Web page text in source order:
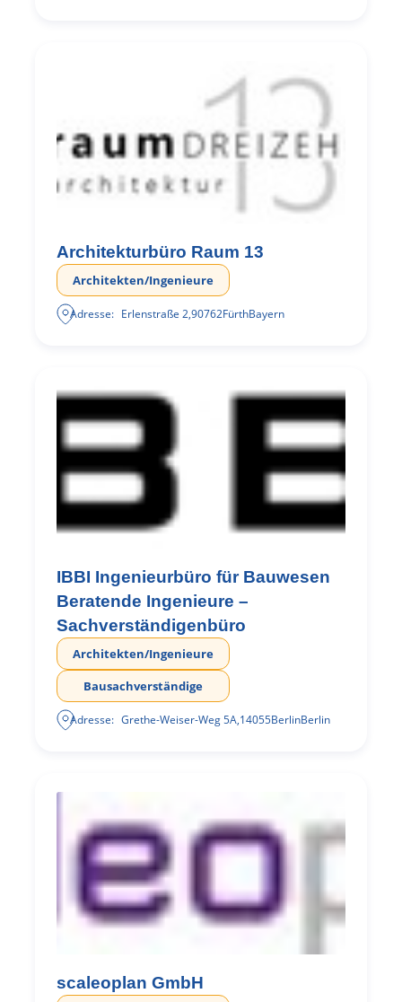
Architekturbüro Raum 13
Architekten/Ingenieure
Adresse: Erlenstraße 2,90762FürthBayern
IBBI Ingenieurbüro für Bauwesen
Beratende Ingenieure –
Sachverständigenbüro
Architekten/Ingenieure
Bausachverständige
Adresse: Grethe-Weiser-Weg 5A,14055BerlinBerlin
scaleoplan GmbH